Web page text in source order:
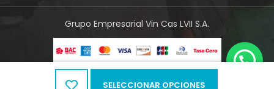
SELECCIONAR OPCIONES
Grupo Empresarial Vin Cas LVII S.A.